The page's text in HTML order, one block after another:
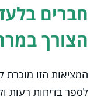
חברים
הצורך
המציאות הזו
לספר בדיחות רעות